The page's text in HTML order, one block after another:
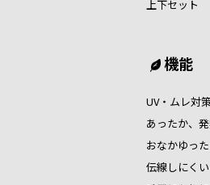
上下セット
機能
UV・ムレ対
あったか、
おなかゆった
伝線しにくい